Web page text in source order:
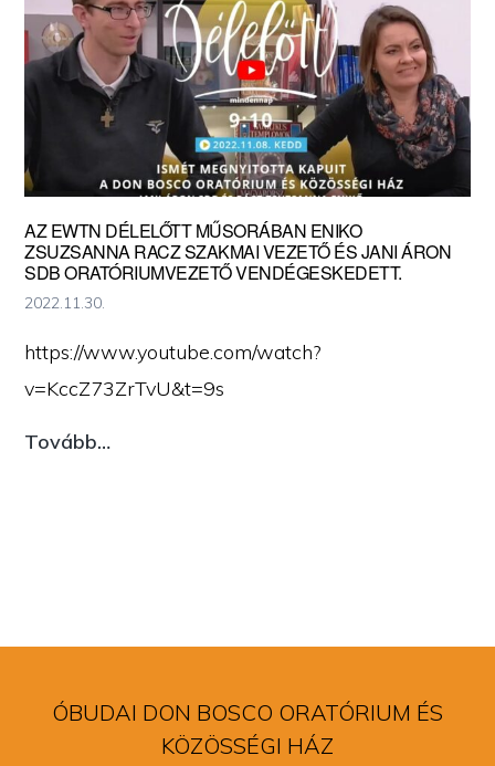
Mária
Rádió
stúdiójában
AZ EWTN DÉLELŐTT MŰSORÁBAN ENIKO
ZSUZSANNA RACZ SZAKMAI VEZETŐ ÉS JANI ÁRON
SDB ORATÓRIUMVEZETŐ VENDÉGESKEDETT.
2022.11.30.
https://www.youtube.com/watch?
v=KccZ73ZrTvU&t=9s
Tovább…Az
vezető
ÓBUDAI DON BOSCO ORATÓRIUM ÉS
KÖZÖSSÉGI HÁZ